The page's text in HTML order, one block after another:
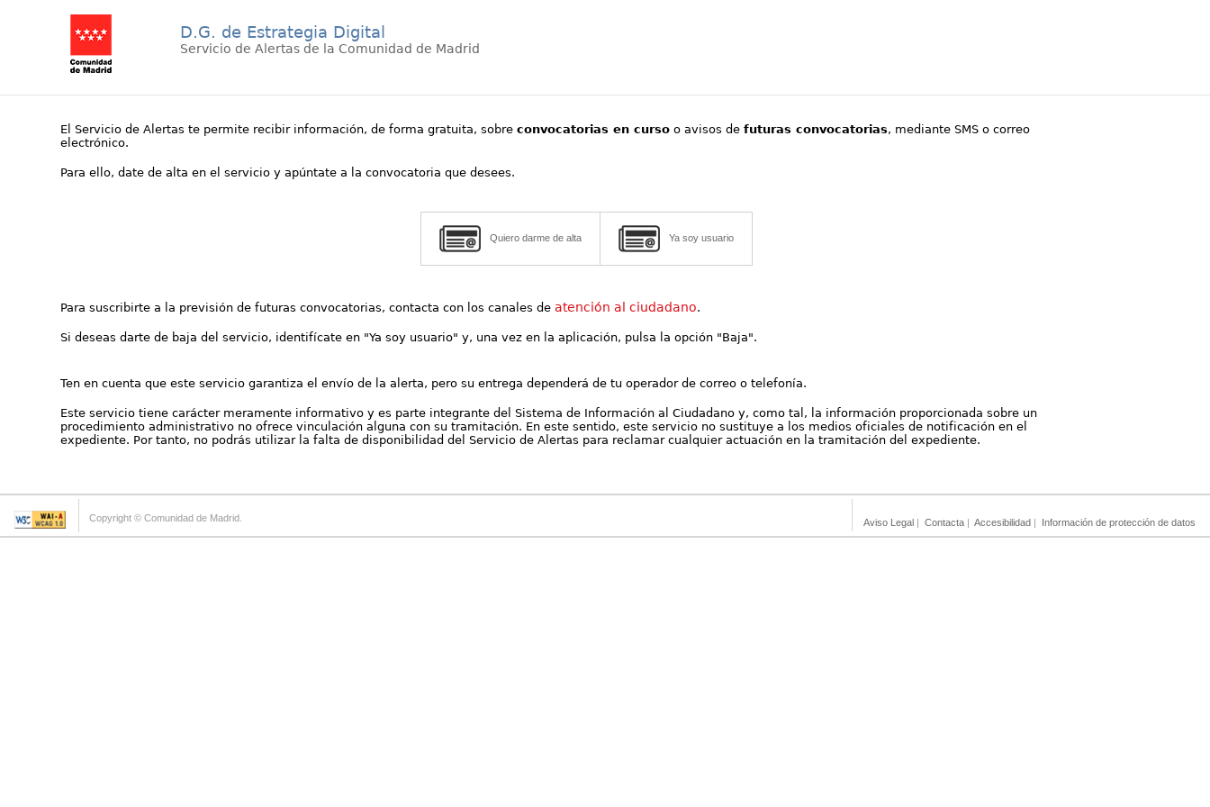
D.G. de Estrategia Digital
Servicio de Alertas de la Comunidad de Madrid
El Servicio de Alertas te permite recibir información, de forma gratuita, sobreconvocatorias en curso o avisos defuturas convocatorias, mediante SMS o correo
electrónico.
Para ello, date de alta en el servicio y apúntate a la convocatoria que desees.
Quiero darme de alta Ya soy usuario
Para suscribirte a la previsión de futuras convocatorias, contacta con los canales deatención al ciudadano.
Si deseas darte de baja del servicio, identifícate en "Ya soy usuario" y, una vez en la aplicación, pulsa la opción "Baja".
Ten en cuenta que este servicio garantiza el envío de la alerta, pero su entrega dependerá de tu operador de correo o telefonía.
Este servicio tiene carácter meramente informativo y es parte integrante del Sistema de Información al Ciudadano y, como tal, la información proporcionada sobre un
procedimiento administrativo no ofrece vinculación alguna con su tramitación. En este sentido, este servicio no sustituye a los medios oficiales de notificación en el
expediente. Por tanto, no podrás utilizar la falta de disponibilidad del Servicio de Alertas para reclamar cualquier actuación en la tramitación del expediente.
Copyright © Comunidad de Madrid. Aviso Legal | Contacta | Accesibilidad | Información de protección de datos